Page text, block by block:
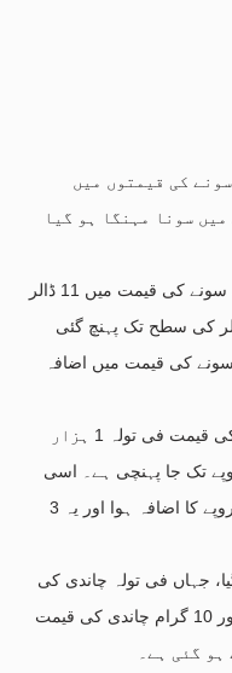
کی قیمتوں میں
سونا مہنگا ہو گیا
بین الاقوامی بلین مارکیٹ میں فی اونس سونے کی قیمت میں 11 ڈالر
ہوا جس سے یہ 3 ہزار 356 ڈالر کی سطح تک پہنچ گئی
کی قیمت میں اضافہ
مقامی مارکیٹ میں 24 قیراط کے سونے کی قیمت فی تولہ 1 ہزار
روپے بڑھ کر 3 لاکھ 58 ہزار 100 روپے تک جا پہنچی ہے۔ اسی
طرح 10 گرام سونے کی قیمت میں 944 روپے کا اضافہ ہوا اور یہ 3
جہاں فی تولہ چاندی کی
قیمت 85 روپے بڑھ کر 4 ہزار 22 روپے اور 10 گرام چاندی کی قیمت